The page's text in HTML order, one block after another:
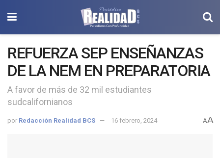
REFUERZA SEP ENSEÑANZAS
DE LA NEM EN PREPARATORIA
A favor de más de 32 mil estudiantes
sudcalifornianos
por Redacción Realidad BCS 16 febrero, 2024 AA